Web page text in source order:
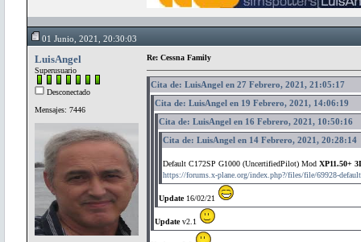
01 Junio, 2021, 20:30:03
LuisAngel
Superusuario
Desconectado
Mensajes: 7446
Re: Cessna Family
Cita de: LuisAngel en 27 Febrero, 2021, 21:05:17
Cita de: LuisAngel en 19 Febrero, 2021, 14:06:19
Cita de: LuisAngel en 16 Febrero, 2021, 10:50:16
Cita de: LuisAngel en 14 Febrero, 2021, 20:28:14
Default C172SP G1000 (UncertifiedPilot) Mod XP11.50+
https://forums.x-plane.org/index.php?/files/file/69928-
Update16/02/21
Updatev2.1